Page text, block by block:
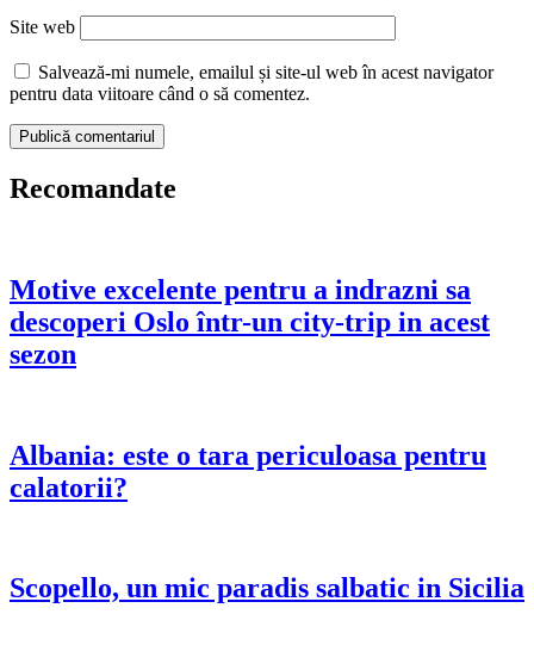
Site web
Salvează-mi numele, emailul și site-ul web în acest navigator
pentru data viitoare când o să comentez.
Recomandate
Motive excelente pentru a indrazni sa
descoperi Oslo într-un city-trip in acest
sezon
Albania: este o tara periculoasa pentru
calatorii?
Scopello, un mic paradis salbatic in Sicilia